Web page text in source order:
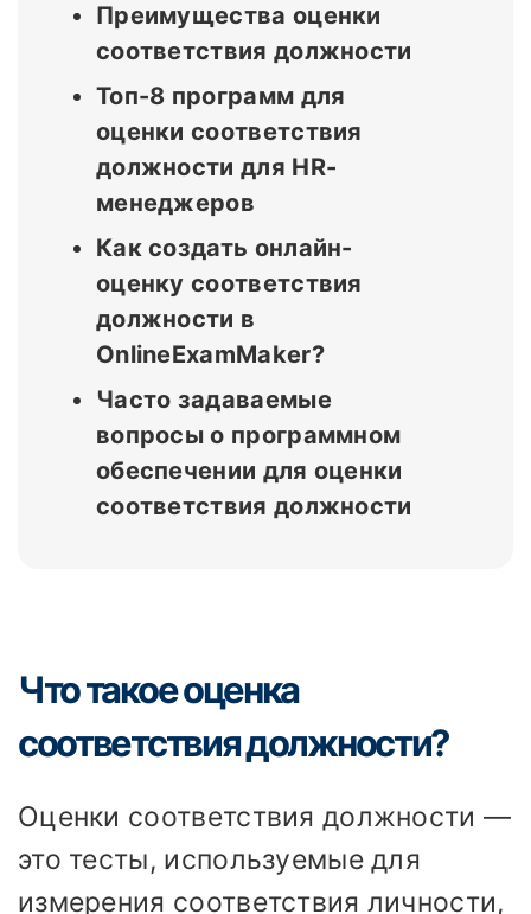
Преимущества оценки
соответствия должности
Топ-8 программ для
оценки соответствия
должности для HR-
менеджеров
Как создать онлайн-
оценку соответствия
должности в
OnlineExamMaker?
Часто задаваемые
вопросы о программном
обеспечении для оценки
соответствия должности
Что такое оценка
соответствия должности?
Оценки соответствия должности —
это тесты, используемые для
измерения соответствия личности,